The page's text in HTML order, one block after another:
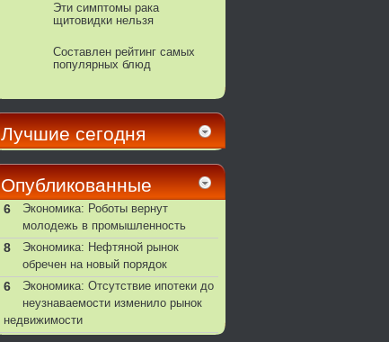
Эти симптомы рака
щитовидки нельзя
Составлен рейтинг самых
популярных блюд
Лучшие сегодня
Опубликованные
6
Экономика: Роботы вернут
молодежь в промышленность
8
Экономика: Нефтяной рынок
обречен на новый порядок
6
Экономика: Отсутствие ипотеки до
неузнаваемости изменило рынок
недвижимости